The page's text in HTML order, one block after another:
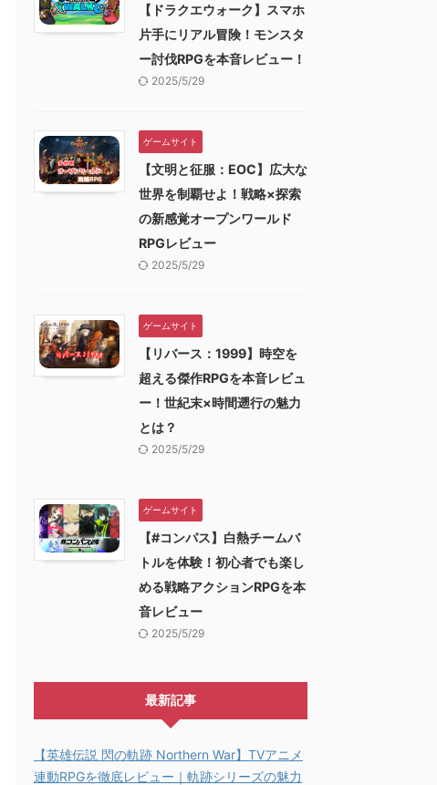
【ドラクエウォーク】スマホ
片手にリアル冒険！モンスタ
ー討伐RPGを本音レビュー！
2025/5/29
ゲームサイト
【文明と征服：EOC】広大な
世界を制覇せよ！戦略×探索
の新感覚オープンワールド
RPGレビュー
2025/5/29
ゲームサイト
【リバース：1999】時空を
超える傑作RPGを本音レビュ
ー！世紀末×時間遡行の魅力
とは？
2025/5/29
ゲームサイト
【#コンパス】白熱チームバ
トルを体験！初心者でも楽し
める戦略アクションRPGを本
音レビュー
2025/5/29
最新記事
【英雄伝説 閃の軌跡 Northern War】TVアニメ
連動RPGを徹底レビュー｜軌跡シリーズの魅力